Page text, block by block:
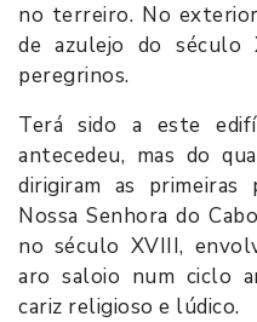
no terreiro. No
de azulejo do século
peregrinos.
Terá sido a este
antecedeu, mas do
dirigiram as
Nossa Senhora do
no século XVIII,
aro saloio num ciclo
cariz religioso e lúdico.